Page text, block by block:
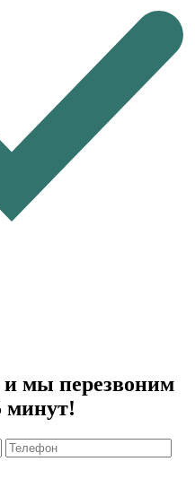
и мы перезвоним
минут!